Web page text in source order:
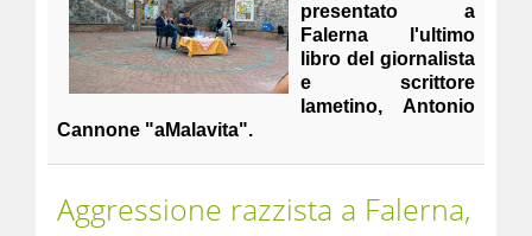
presentato a
Falerna l'ultimo
libro del giornalista
e scrittore
lametino, Antonio
Cannone "aMalavita".
Aggressione razzista a Falerna,